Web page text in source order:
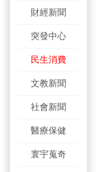
財經新聞
突發中心
民生消費
文教新聞
社會新聞
醫療保健
寰宇蒐奇